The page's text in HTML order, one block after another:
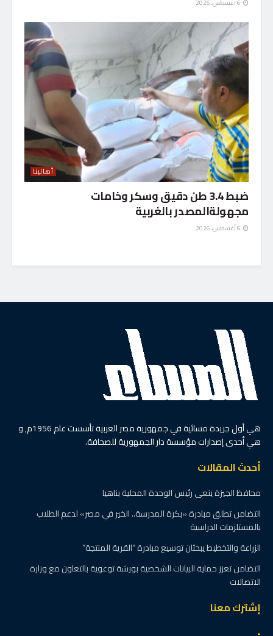
أهالينا
ضبط 3.4 طن دقيق وسكر وخامات
مجهولةالمصدر بالغربية
هي أول جريدة مسائية في جمهورية مصر العربية تأسست عام 1956م, و
هي أحدى إصدارات مؤسسة دار الجمهورية للصحافة.
أحدث المقالات
محافظ الجيزة ينعى رئيس الوحدة المحلية بناهيا
التضامن تطلق مبادرة «بكرة المدرسة.. الخير في مصر» لدعم الطلاب
بالمستلزمات الدراسية
الزراعة والتخطيط يبحثان توسيع مبادرة “القرية المنتجة”
التضامن تعزز حماية البيانات الشخصية بورشة توعوية بالتعاون مع وزارة
الاتصالات
إشترك معنا